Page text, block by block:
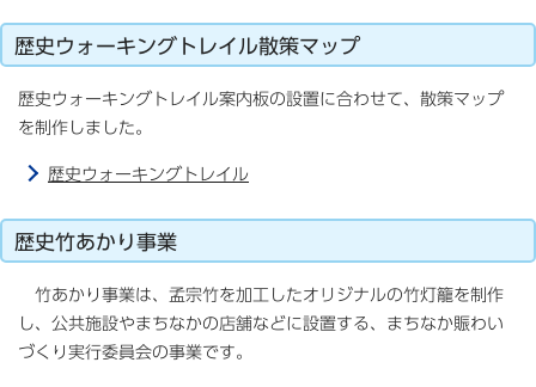
歴史ウォーキングトレイル散策マップ
歴史ウォーキングトレイル案内板の設置に合わせて、散策マップ
を制作しました。
歴史ウォーキングトレイル
歴史竹あかり事業
竹あかり事業は、孟宗竹を加工したオリジナルの竹灯籠を制作
し、公共施設やまちなかの店舗などに設置する、まちなか賑わい
づくり実行委員会の事業です。